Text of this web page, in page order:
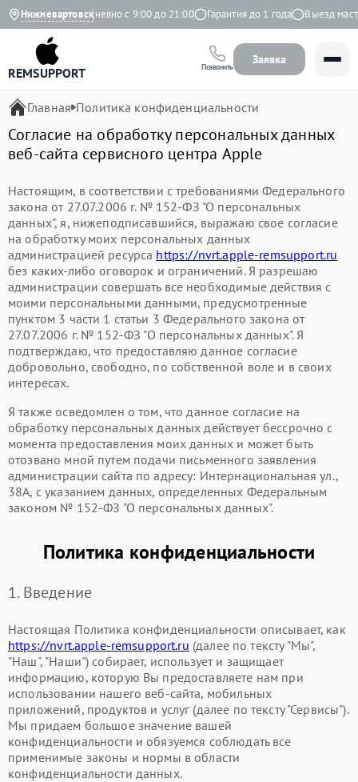
Нижневартовск
на Яндекс Ежедневно с 9:00 до 21:00 Гарантия до 1 года Выезд
REMSUPPORT Позвонить
Заявка
Главная Политика конфиденциальности
Согласие на обработку персональных данных
веб-сайта сервисного центра Apple
Настоящим, в соответствии с требованиями Федерального
закона от 27.07.2006 г. № 152-ФЗ "О персональных
данных", я, нижеподписавшийся, выражаю свое согласие
на обработку моих персональных данных
администрацией ресурса https://nvrt.apple-remsupport.ru
без каких-либо оговорок и ограничений. Я разрешаю
администрации совершать все необходимые действия с
моими персональными данными, предусмотренные
пунктом 3 части 1 статьи 3 Федерального закона от
27.07.2006 г. № 152-ФЗ "О персональных данных". Я
подтверждаю, что предоставляю данное согласие
добровольно, свободно, по собственной воле и в своих
интересах.
Я также осведомлен о том, что данное согласие на
обработку персональных данных действует бессрочно с
момента предоставления моих данных и может быть
отозвано мной путем подачи письменного заявления
администрации сайта по адресу: Интернациональная ул.,
38А, с указанием данных, определенных Федеральным
законом № 152-ФЗ "О персональных данных".
Политика конфиденциальности
1. Введение
Настоящая Политика конфиденциальности описывает, как
https://nvrt.apple-remsupport.ru (далее по тексту "Мы",
"Наш", "Наши") собирает, использует и защищает
информацию, которую Вы предоставляете нам при
использовании нашего веб-сайта, мобильных
приложений, продуктов и услуг (далее по тексту "Сервисы").
Мы придаем большое значение вашей
конфиденциальности и обязуемся соблюдать все
применимые законы и нормы в области
конфиденциальности данных.